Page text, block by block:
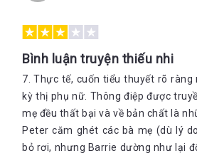
Bình luận truyện thiếu nhi
7. Thực tế, cuốn tiểu thuyết rõ
kỳ thị phụ nữ. Thông điệp được
mẹ đều thất bại và về bản chất là
Peter căm ghét các bà mẹ (dù lý
bỏ rơi, nhưng Barrie dường như lại